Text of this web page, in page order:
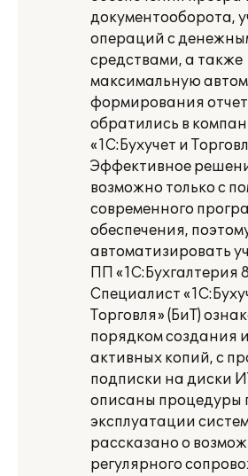
документооборота,
операций с
средствами, а также
максимальную
формирования
обратились в
«1С:Бухучет и
Эффективное
возможно только с
современного
обеспечения,
автоматизировать
ПП «1С:Бухгалтерия
Специалист
Торговля» (БиТ)
порядком создания
активных копий, с
подписки на диски
описаны процедуры
эксплуатации
рассказано о
регулярного